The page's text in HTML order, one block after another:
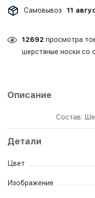
Самовывоз 11
12692 просмотра
шерстяные носки со
Описание
Состав:
Детали
Цвет
Изображение